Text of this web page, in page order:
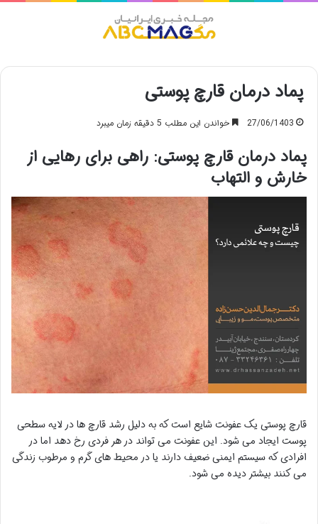
پماد درمان قارچ پوستی
27/06/1403 خواندن این مطلب 5 دقیقه زمان میبرد
پماد درمان قارچ پوستی: راهی برای رهایی از
خارش و التهاب
قارچ پوستی یک عفونت شایع است که به دلیل رشد قارچ ها در لایه سطحی
پوست ایجاد می شود. این عفونت می تواند در هر فردی رخ دهد اما در
افرادی که سیستم ایمنی ضعیف دارند یا در محیط های گرم و مرطوب زندگی
می کنند بیشتر دیده می شود.